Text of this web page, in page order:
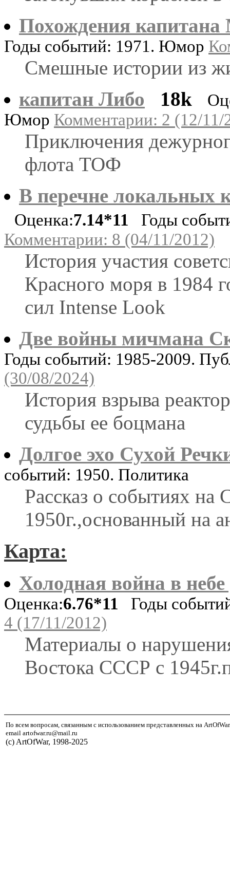
Похождения
Годы событий: 1971. Юмор
Смешные истории из
капитан Либо
18k
Юмор Комментарии: 2 (12/11/
Приключения
флота ТОФ
В перечне локальных
Оценка:7.14*11 Годы
Комментарии: 8 (04/11/2012)
История участия
Красного моря в 1984
сил Intense Look
Две войны мичмана
Годы событий: 1985-2009.
(30/08/2024)
История взрыва
судьбы ее боцмана
Долгое эхо Сухой
событий: 1950. Политика
Рассказ о событиях на
1950г.,основанный на
Карта:
Холодная война в
Оценка:6.76*11 Годы
4 (17/11/2012)
Материалы о
Востока СССР с
По всем вопросам, связанным с использованием представленных на
email artofwar.ru@mail.ru
(с) ArtOfWar, 1998-2025